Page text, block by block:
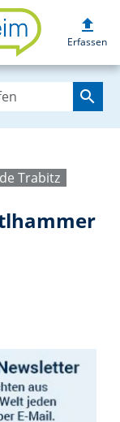
upload
Erfassen
search
Trabitz